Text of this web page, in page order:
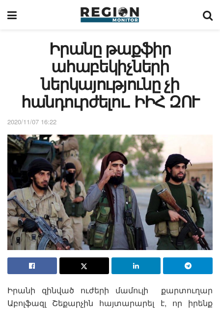
Իրանը թաքֆիր
ահաբեկիչների
ներկայությունը չի
հանդուրժելու. ԻԻՀ ԶՈՒ
2020/11/07 16:22
Իրանի զինված ուժերի մամուլի քարտուղար
Աբոլֆազլ Շեքարչին հայտարարել է, որ իրենք